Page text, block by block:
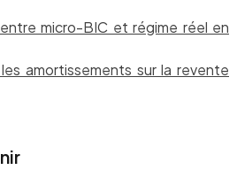
micro-BIC et régime réel en
amortissements sur la revente